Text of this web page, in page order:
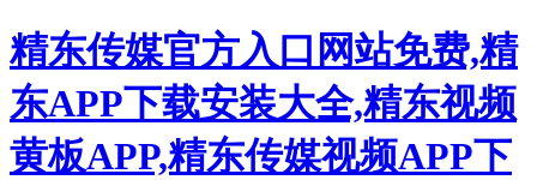
精东传媒官方入口网站免费,精
东APP下载安装大全,精东视频
黄板APP,精东传媒视频APP下